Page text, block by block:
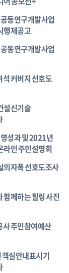
동연구개발사업
행재공고
동연구개발사업
커버지 선호도
설신기술
성과 및 2021년
라인 주민설명회
의자폭 선호도조사
함께하는 힐링 사진
주민참여예산
객실안내표시기